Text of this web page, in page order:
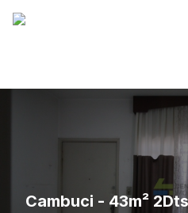
Cambuci - 43m²